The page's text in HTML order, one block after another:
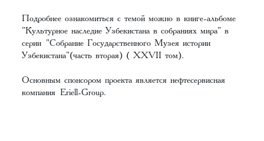
Подробнее ознакомиться с темой можно в книге-альбоме
"Культурное наследие Узбекистана в собраниях мира" в
серии "Собрание Государственного Музея истории
Узбекистана"(часть вторая) ( XХVII том).
Основным спонсором проекта является нефтесервисная
компанияEriell-Group.